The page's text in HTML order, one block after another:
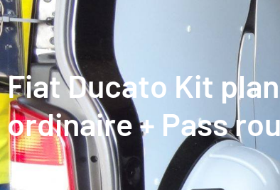
Fiat Ducato Kit
ordinaire + Pass